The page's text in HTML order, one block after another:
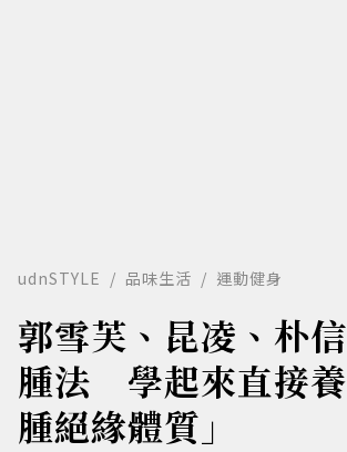
udnSTYLE 品味生活 運動健身
郭雪芙、昆凌、朴
腫法 學起來直接
腫絕緣體質」